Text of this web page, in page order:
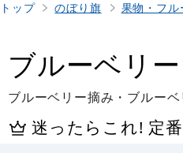
トップ のぼり旗 果物・フル
ブルーベリ
ブルーベリー摘み・ブルー
迷ったらこれ! 定